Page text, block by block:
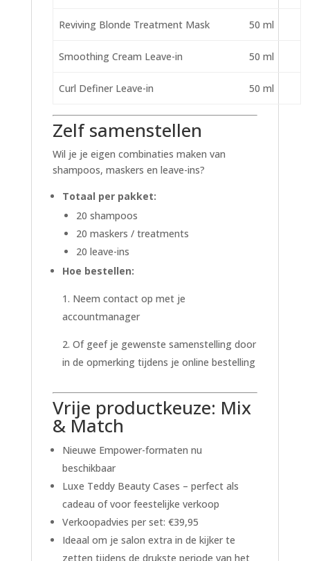
Reviving Blonde Treatment Mask 50 ml
Smoothing Cream Leave-in 50 ml
Curl Definer Leave-in 50 ml
Zelf samenstellen
Wil je je eigen combinaties maken van
shampoos, maskers en leave-ins?
Totaal per pakket:
20 shampoos
20 maskers / treatments
20 leave-ins
Hoe bestellen:
1. Neem contact op met je
accountmanager
2. Of geef je gewenste samenstelling door
in de opmerking tijdens je online bestelling
Vrije productkeuze: Mix
& Match
Nieuwe Empower-formaten nu
beschikbaar
Luxe Teddy Beauty Cases – perfect als
cadeau of voor feestelijke verkoop
Verkoopadvies per set: €39,95
Ideaal om je salon extra in de kijker te
zetten tijdens de drukste periode van het